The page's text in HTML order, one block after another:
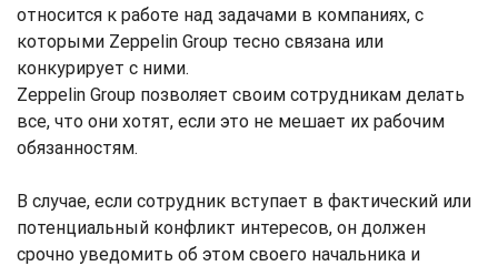
относится к работе над задачами в компаниях, с
которыми Zeppelin Group тесно связана или
конкурирует с ними.
Zeppelin Group позволяет своим сотрудникам делать
все, что они хотят, если это не мешает их рабочим
обязанностям.
В случае, если сотрудник вступает в фактический или
потенциальный конфликт интересов, он должен
срочно уведомить об этом своего начальника и